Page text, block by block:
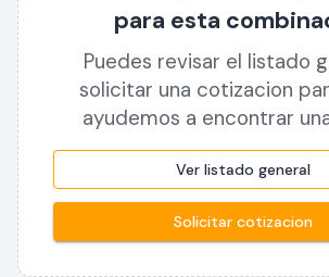
para esta
Puedes revisar el listado
solicitar una cotizacion
ayudemos a encontrar
Ver listado general
Solicitar cotizacion